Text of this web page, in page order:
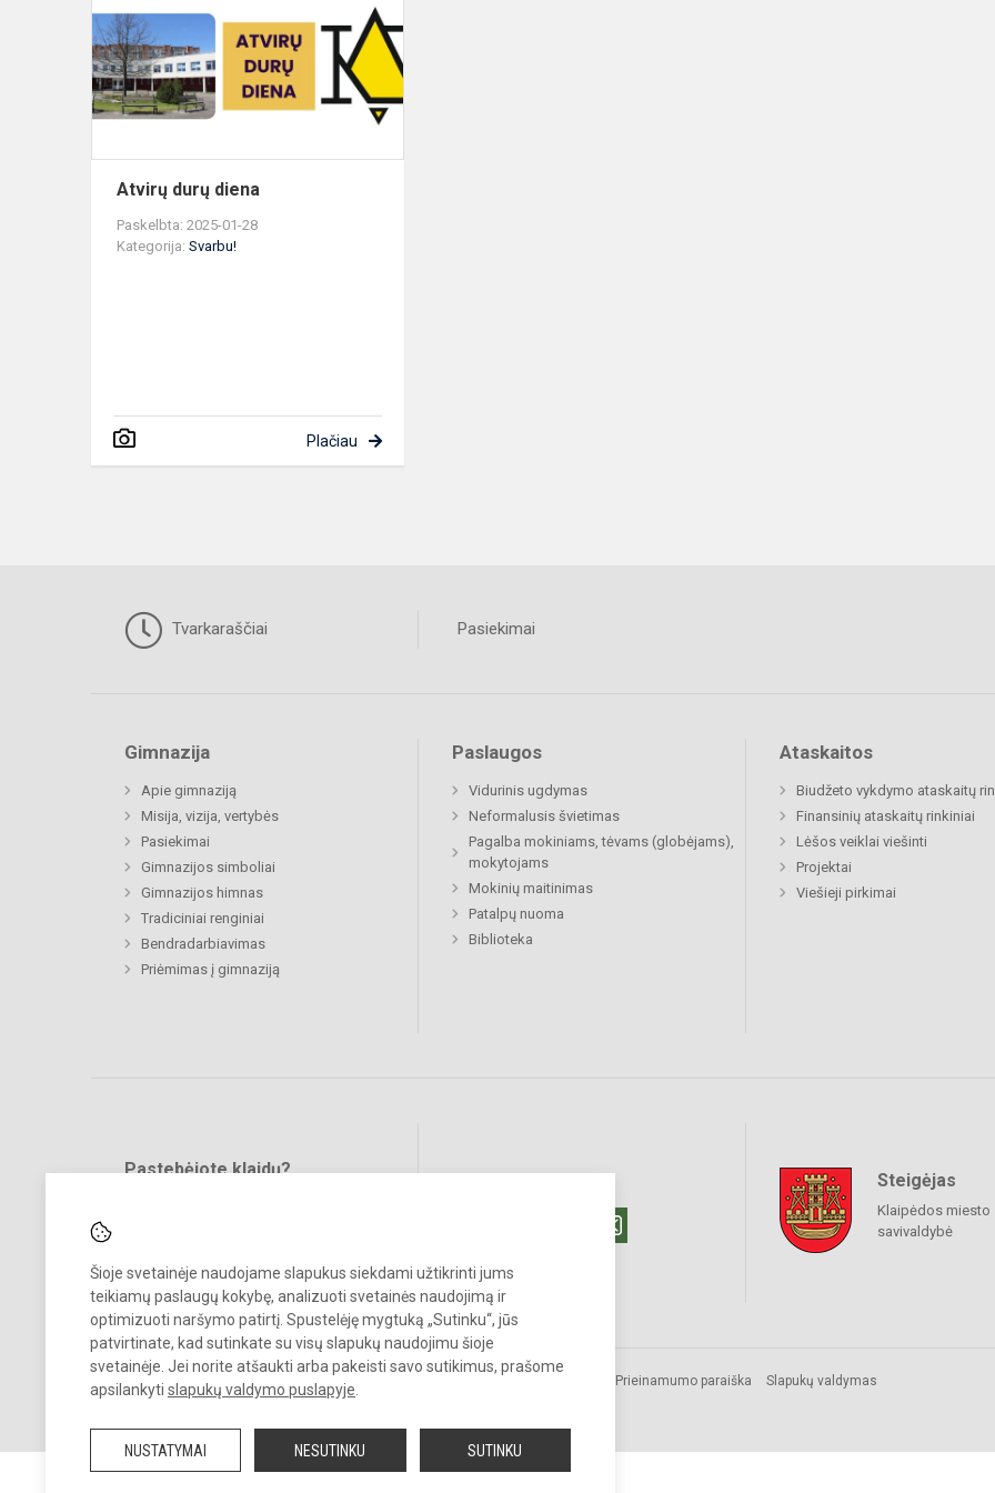
Šioje svetainėje naudojame slapukus siekdami užtikrinti jums
teikiamų paslaugų kokybę, analizuoti svetainės naudojimą ir
optimizuoti naršymo patirtį. Spustelėję mygtuką „Sutinku“, jūs
patvirtinate, kad sutinkate su visų slapukų naudojimu šioje
svetainėje. Jei norite atšaukti arba pakeisti savo sutikimus, prašome
apsilankyti slapukų valdymo puslapyje
NUSTATYMAI NESUTINKU SUTINKU
Atvirų durų diena
Paskelbta: 2025-01-28
Kategorija: Svarbu!
Plačiau
Tvarkaraščiai Pasiekimai
Gimnazija
Apie gimnaziją
Misija, vizija, vertybės
Pasiekimai
Gimnazijos simboliai
Gimnazijos himnas
Tradiciniai renginiai
Bendradarbiavimas
Priėmimas į gimnaziją
Paslaugos
Vidurinis ugdymas
Neformalusis švietimas
Pagalba mokiniams, tėvams (globėjams),
mokytojams
Mokinių maitinimas
Patalpų nuoma
Biblioteka
Ataskaitos
Biudžeto vykdymo ataskaitų
Finansinių ataskaitų rinkiniai
Lėšos veiklai viešinti
Projektai
Viešieji pirkimai
Pastebėjote klaidų?
Steigėjas
Klaipėdos miesto
savivaldybė
© 2025. Klaipėdos „Varpo“ gimnazija. Visos teisės saugomos.
Kopijuoti turinį be raštiško įstaigos administracijos sutikimo griežtai
Prieinamumo paraiška Slapukų valdymas